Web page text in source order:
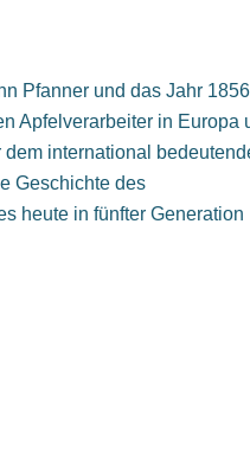
Pfanner und das Jahr 1856
Apfelverarbeiter in Europa
international
Geschichte des
heute in fünfter Generation